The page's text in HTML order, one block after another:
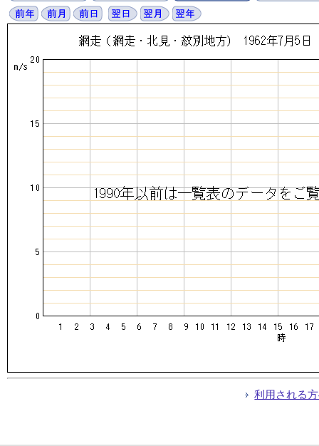
利用される